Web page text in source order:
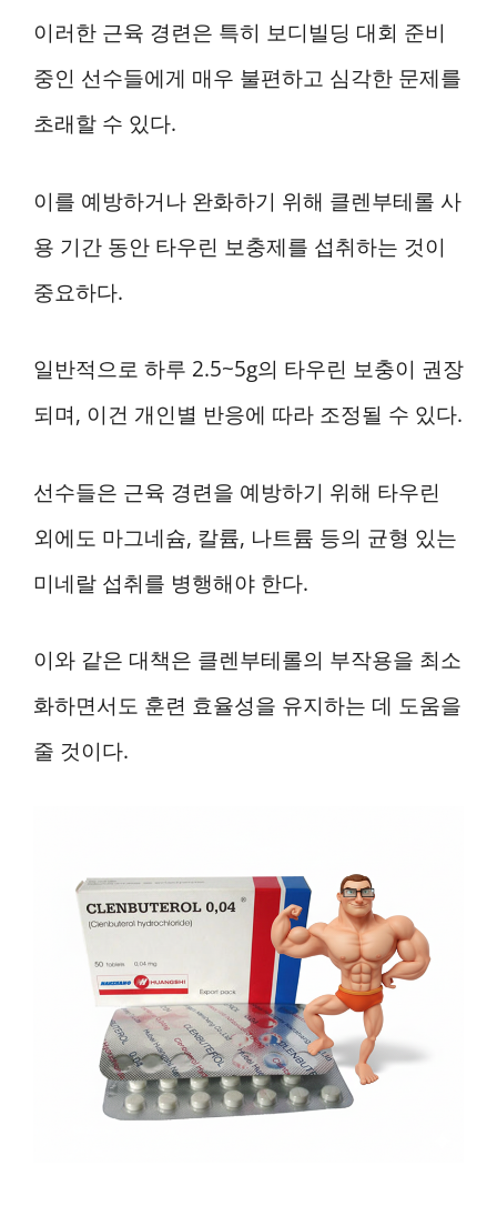
이러한 근육 경련은 특히 보디빌딩 대회 준비
중인 선수들에게 매우 불편하고 심각한 문제를
초래할 수 있다.
이를 예방하거나 완화하기 위해 클렌부테롤 사
용 기간 동안 타우린 보충제를 섭취하는 것이
중요하다.
일반적으로 하루 2.5~5g의 타우린 보충이 권장
되며, 이건 개인별 반응에 따라 조정될 수 있다.
선수들은 근육 경련을 예방하기 위해 타우린
외에도 마그네슘, 칼륨, 나트륨 등의 균형 있는
미네랄 섭취를 병행해야 한다.
이와 같은 대책은 클렌부테롤의 부작용을 최소
화하면서도 훈련 효율성을 유지하는 데 도움을
줄 것이다.